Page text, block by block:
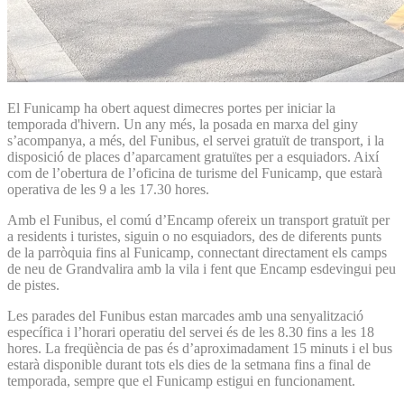
El Funicamp ha obert aquest dimecres portes per iniciar la
temporada d'hivern. Un any més, la posada en marxa del giny
s’acompanya, a més, del Funibus, el servei gratuït de transport, i la
disposició de places d’aparcament gratuïtes per a esquiadors. Així
com de l’obertura de l’oficina de turisme del Funicamp, que estarà
operativa de les 9 a les 17.30 hores.
Amb el Funibus, el comú d’Encamp ofereix un transport gratuït per
a residents i turistes, siguin o no esquiadors, des de diferents punts
de la parròquia fins al Funicamp, connectant directament els camps
de neu de Grandvalira amb la vila i fent que Encamp esdevingui peu
de pistes.
Les parades del Funibus estan marcades amb una senyalització
específica i l’horari operatiu del servei és de les 8.30 fins a les 18
hores. La freqüència de pas és d’aproximadament 15 minuts i el bus
estarà disponible durant tots els dies de la setmana fins a final de
temporada, sempre que el Funicamp estigui en funcionament.